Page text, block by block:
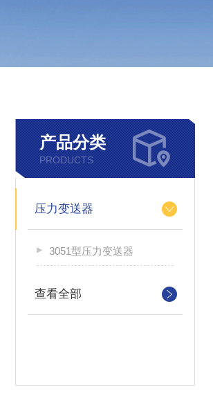
产品分类
PRODUCTS
压力变送器
3051型压力变送器
查看全部